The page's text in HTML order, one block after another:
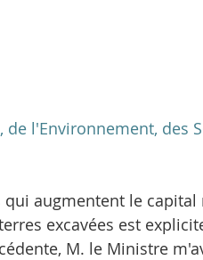
de l'Environnement, des
augmentent le capital
excavées est
M. le Ministre